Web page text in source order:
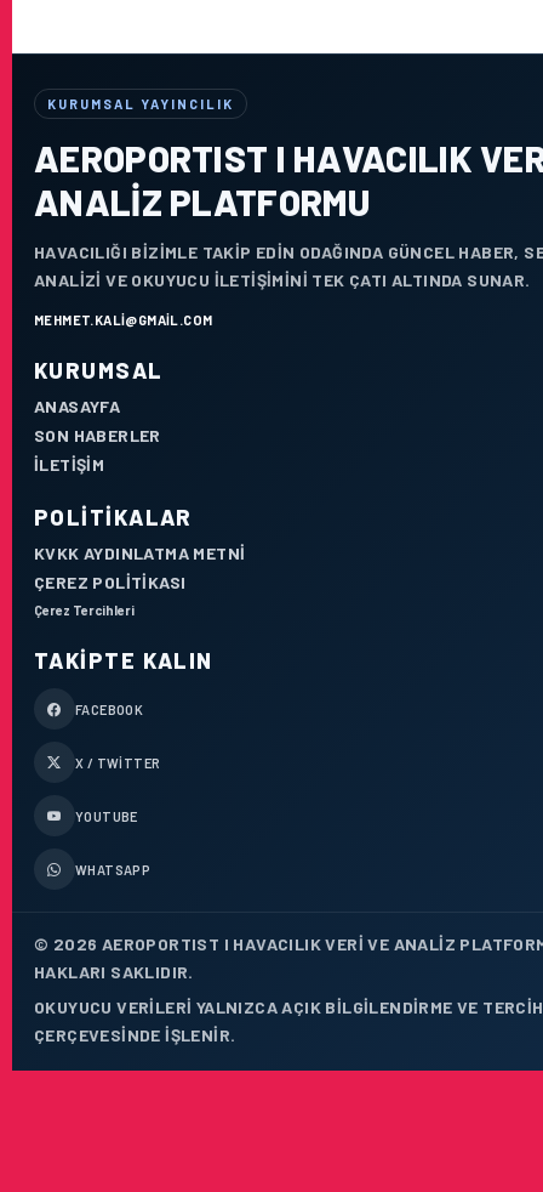
KURUMSAL YAYINCILIK
AEROPORTIST I HAVACILIK
ANALIZ PLATFORMU
HAVACILIĞI BIZIMLE TAKIP EDIN ODAĞINDA GÜNCEL HABER,
ANALIZI VE OKUYUCU ILETIŞIMINI TEK ÇATI ALTINDA SUNAR.
MEHMET.KALI@GMAIL.COM
KURUMSAL
ANASAYFA
SON HABERLER
İLETIŞIM
POLITIKALAR
KVKK AYDINLATMA METNI
ÇEREZ POLITIKASI
Çerez Tercihleri
TAKIPTE KALIN
FACEBOOK
X / TWITTER
YOUTUBE
WHATSAPP
© 2026 AEROPORTIST I HAVACILIK VERI VE ANALIZ
HAKLARI SAKLIDIR.
OKUYUCU VERILERI YALNIZCA AÇIK BILGILENDIRME VE
ÇERÇEVESINDE IŞLENIR.